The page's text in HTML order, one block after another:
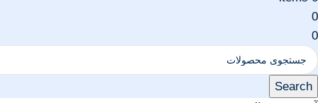
0
0
Search